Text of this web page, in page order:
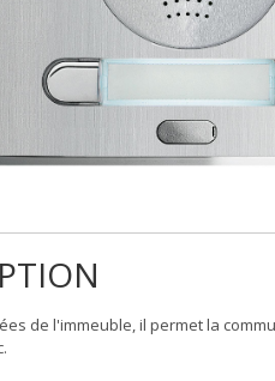
de l'immeuble, il permet la